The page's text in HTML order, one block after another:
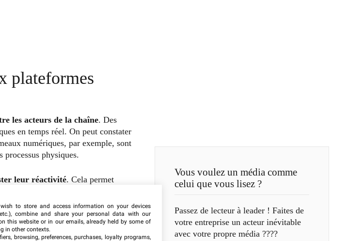
plateformes
les acteurs de la chaîne. Des
en temps réel. On peut constater
numériques, par exemple, sont
processus physiques.
leur réactivité. Cela permet
Enfin, les plateformes de
adaptés à des secteurs variés, y
. Ces solutions partagent des
Vous voulez un média comme
celui que vous lisez ?
Passez de lecteur à leader ! Faites de
votre entreprise un acteur inévitable
avec votre propre média ????
to store and access information on your devices
combine and share your personal data with our
this website or in our emails, already held by some of
in other contexts.
browsing, preferences, purchases, loyalty programs,